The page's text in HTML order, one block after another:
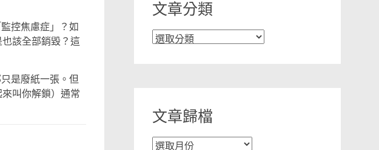
控焦慮症」？如
該全部銷毀？這
是廢紙一張。但
叫你解鎖）通常
文章分類
文
文章歸檔
文